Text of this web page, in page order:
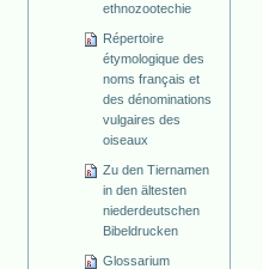
ethnozootechie
Répertoire
étymologique des
noms français et
des dénominations
vulgaires des
oiseaux
Zu den Tiernamen
in den ältesten
niederdeutschen
Bibeldrucken
Glossarium